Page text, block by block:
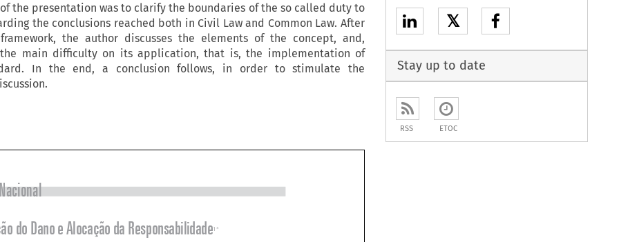
the presentation was to clarify the boundaries of the so called duty to
the conclusions reached both in Civil Law and Common Law. After
the author discusses the elements of the concept, and,
the main difficulty on its application, that is, the implementation of
In the end, a conclusion follows, in order to stimulate the

 
𝕏
Stay up to date
RSS ETOC